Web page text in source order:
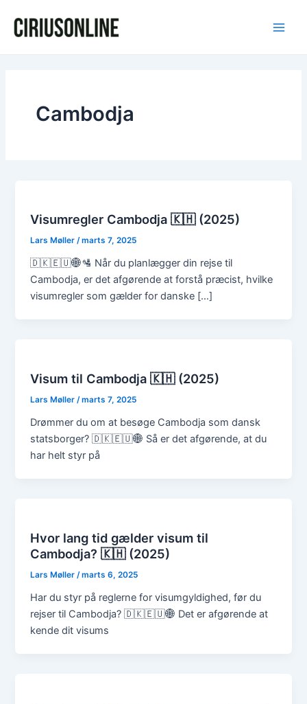
indholdet
Cambodja
Visumregler Cambodja 🇰🇭 (2025)
Lars Møller/marts 7, 2025
🇩🇰🇪🇺🌐🛂 Når du planlægger din rejse til
Cambodja, er det afgørende at forstå præcist, hvilke
visumregler som gælder for danske […]
Visum til Cambodja 🇰🇭 (2025)
Lars Møller/marts 7, 2025
Drømmer du om at besøge Cambodja som dansk
statsborger? 🇩🇰🇪🇺🌐 Så er det afgørende, at du
har helt styr på
Hvor lang tid gælder visum til
Cambodja? 🇰🇭 (2025)
Lars Møller /marts 6, 2025
Har du styr på reglerne for visumgyldighed, før du
rejser til Cambodja? 🇩🇰🇪🇺🌐 Det er afgørende at
kende dit visums